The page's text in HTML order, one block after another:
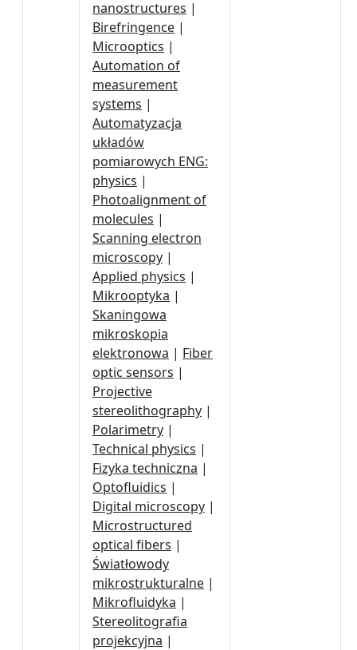
nanostructures |
Birefringence |
Microoptics |
Automation of
measurement
systems |
Automatyzacja
układów
pomiarowych ENG:
physics |
Photoalignment of
molecules |
Scanning electron
microscopy |
Applied physics |
Mikrooptyka |
Skaningowa
mikroskopia
elektronowa | Fiber
optic sensors |
Projective
stereolithography |
Polarimetry |
Technical physics |
Fizyka techniczna |
Optofluidics |
Digital microscopy |
Microstructured
optical fibers |
Światłowody
mikrostrukturalne |
Mikrofluidyka |
Stereolitografia
projekcyjna |